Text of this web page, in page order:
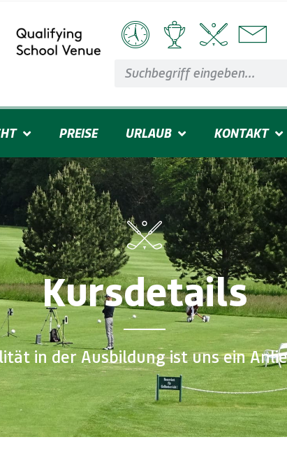
PREISE URLAUB KONTAKT
Kursdetails
in der Ausbildung ist uns ein